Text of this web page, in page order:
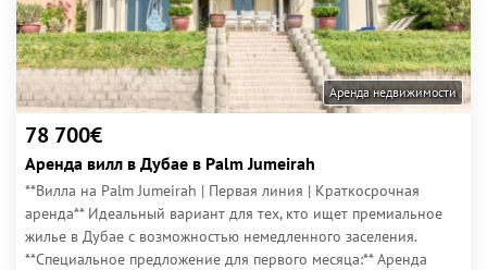
Аренда недвижимости
78 700€
Аренда вилл в Дубае в Palm Jumeirah
**Вилла на Palm Jumeirah | Первая линия | Краткосрочная
аренда** Идеальный вариант для тех, кто ищет премиальное
жилье в Дубае с возможностью немедленного заселения.
**Специальное предложение для первого месяца:** Аренда